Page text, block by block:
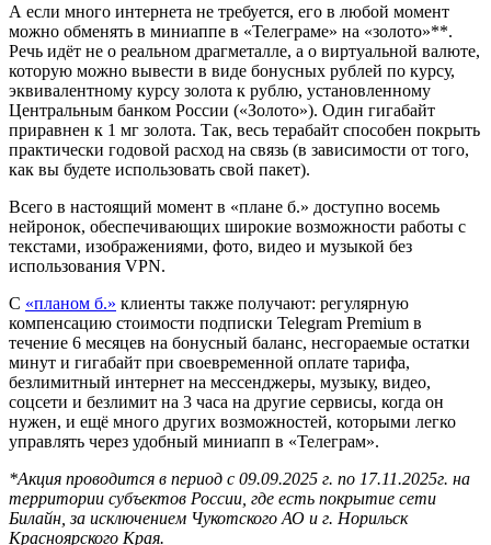
А если много интернета не требуется, его в любой момент
можно обменять в миниаппе в «Телеграме» на «золото»**.
Речь идёт не о реальном драгметалле, а о виртуальной валюте,
которую можно вывести в виде бонусных рублей по курсу,
эквивалентному курсу золота к рублю, установленному
Центральным банком России («Золото»). Один гигабайт
приравнен к 1 мг золота. Так, весь терабайт способен покрыть
практически годовой расход на связь (в зависимости от того,
как вы будете использовать свой пакет).
Всего в настоящий момент в «плане б.» доступно восемь
нейронок, обеспечивающих широкие возможности работы с
текстами, изображениями, фото, видео и музыкой без
использования VPN.
С «планом б.» клиенты также получают: регулярную
компенсацию стоимости подписки Telegram Premium в
течение 6 месяцев на бонусный баланс, несгораемые остатки
минут и гигабайт при своевременной оплате тарифа,
безлимитный интернет на мессенджеры, музыку, видео,
соцсети и безлимит на 3 часа на другие сервисы, когда он
нужен, и ещё много других возможностей, которыми легко
управлять через удобный миниапп в «Телеграм».
*Акция проводится в период с 09.09.2025 г. по 17.11.2025г. на
территории субъектов России, где есть покрытие сети
Билайн, за исключением Чукотского АО и г. Норильск
Красноярского Края.